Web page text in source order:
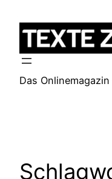
Inhalt
springen
Das